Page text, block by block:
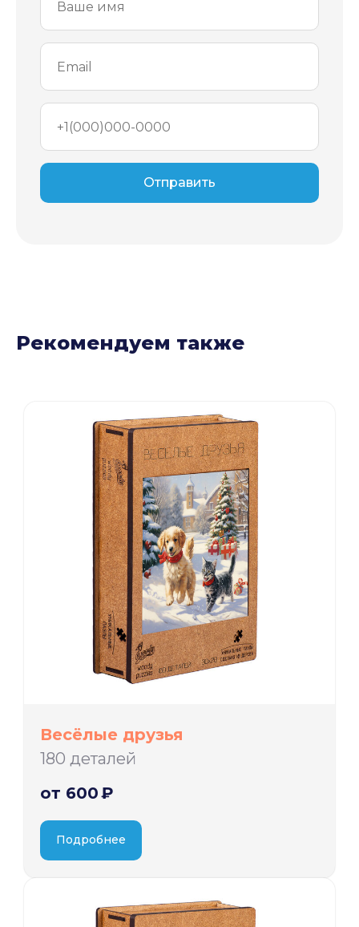
Отправить
Рекомендуем также
Весёлые друзья
180 деталей
от 600 ₽
Подробнее